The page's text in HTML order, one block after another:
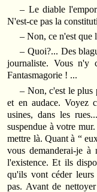
– Le diable
N'est‑ce pas la
– Non, ce n'est que
– Quoi?... Des
journaliste. Vous n'y
Fantasmagorie ! ...
– Non, c'est le plus
et en audace. Voyez
usines, dans les
suspendue à votre
mettre là. Quant à “
vous demanderai‑je
l'existence. Et ils
qu'ils vont céder leurs
pas. Avant de